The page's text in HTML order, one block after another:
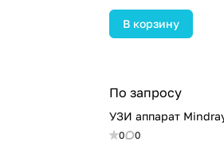
В корзину
По запросу
УЗИ аппарат
0 0